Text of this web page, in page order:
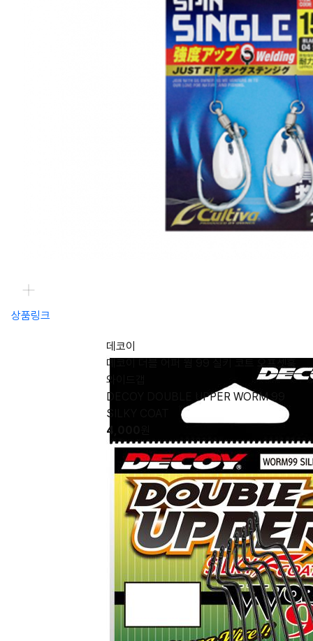
상품링크
데코이
데코이 더블 어퍼 웜 99 실키 코트 오프셋훅
와이드갭
DECOY DOUBLE UPPER WORM 99
SILKY COAT
4,000